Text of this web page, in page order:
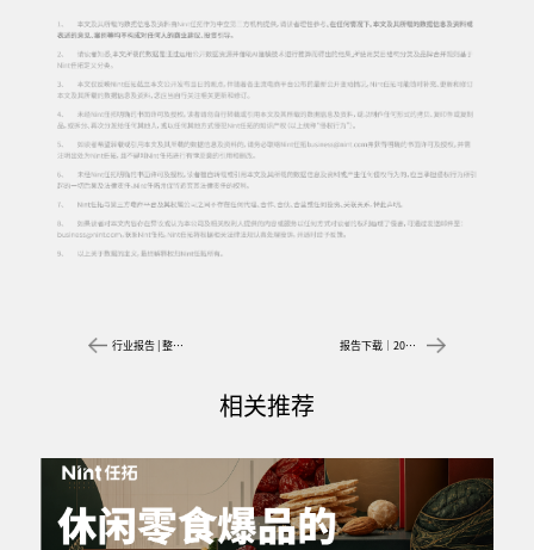
行业报告 | 整个家清，全都躺平……吗？ 报告下载｜2024，没那么容易挣的钱
相关推荐